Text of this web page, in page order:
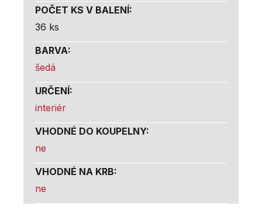
POČET KS V BALENÍ:
36 ks
BARVA:
šedá
URČENÍ:
interiér
VHODNÉ DO KOUPELNY:
ne
VHODNÉ NA KRB:
ne